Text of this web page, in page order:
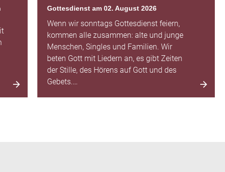
Gottesdienst am 02. August 2026
Wenn wir sonntags Gottesdienst feiern,
kommen alle zusammen: alte und junge
Menschen, Singles und Familien. Wir
beten Gott mit Liedern an, es gibt Zeiten
der Stille, des Hörens auf Gott und des
Gebets.…